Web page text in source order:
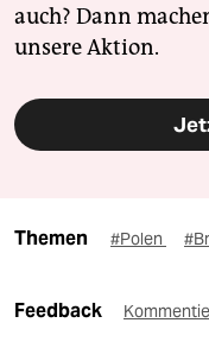
auch? Dann
unsere Aktion.
Themen #Polen
Feedback